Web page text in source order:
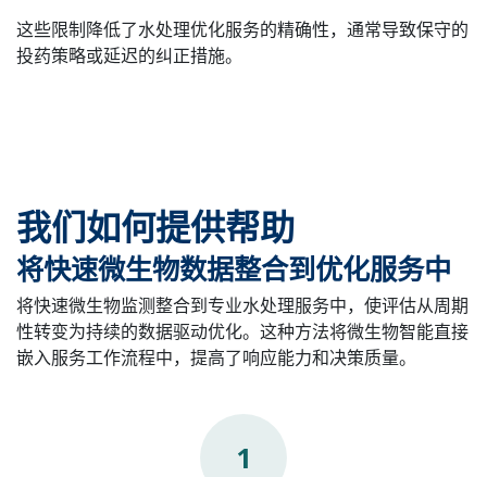
这些限制降低了水处理优化服务的精确性，通常导致保守的
投药策略或延迟的纠正措施。
我们如何提供帮助
将快速微生物数据整合到优化服务中
将快速微生物监测整合到专业水处理服务中，使评估从周期
性转变为持续的数据驱动优化。这种方法将微生物智能直接
嵌入服务工作流程中，提高了响应能力和决策质量。
1